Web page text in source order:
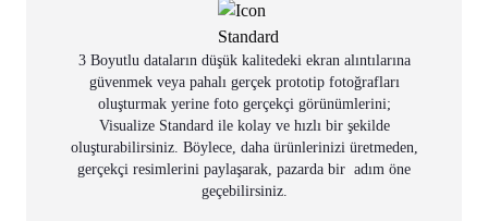
3 Boyutlu dataların düşük kalitedeki ekran alıntılarına
güvenmek veya pahalı gerçek prototip fotoğrafları
oluşturmak yerine foto gerçekçi görünümlerini;
Visualize Standard ile kolay ve hızlı bir şekilde
oluşturabilirsiniz. Böylece, daha ürünlerinizi üretmeden,
gerçekçi resimlerini paylaşarak, pazarda bir adım öne
geçebilirsiniz.